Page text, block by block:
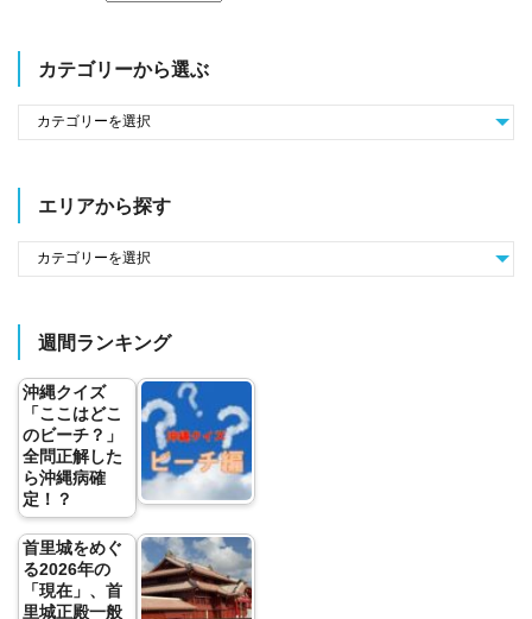
カテゴリーから選ぶ
エリアから探す
週間ランキング
沖縄クイズ
「ここはどこ
のビーチ？」
全問正解した
ら沖縄病確
定！？
首里城をめぐ
る2026年の
「現在」、首
里城正殿一般